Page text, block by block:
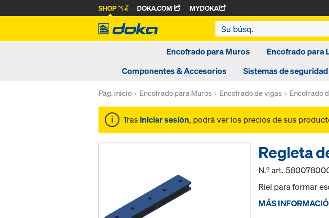
SHOP DOKA.COM MYDOKA
Encofrado para Muros
Encofrado para
Componentes & Accesorios
Sistemas de seguridad
Pág. inicio Encofrado para Muros Encofrado de vigas Encofrado
Tras iniciar sesión, podrá ver los precios de sus
Regleta
N.º art.
Riel para formar
MÁS